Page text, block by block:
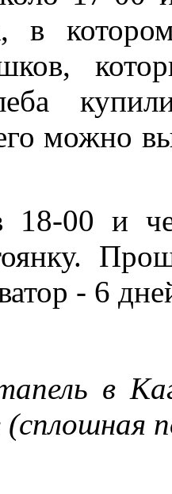
в
можно
00 и
- 6
в
(сплошная